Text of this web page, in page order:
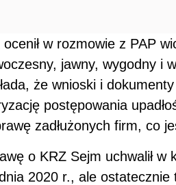
ocenił w rozmowie z PAP
jawny, wygodny i
że wnioski i
postępowania
zadłużonych firm, co
o KRZ Sejm uchwalił w
2020 r., ale